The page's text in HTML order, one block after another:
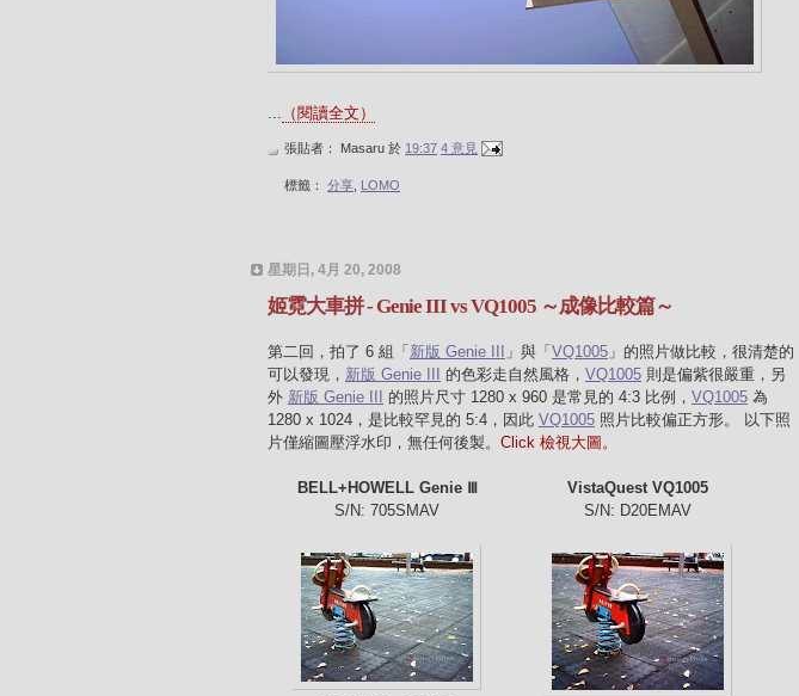
（閱讀全文）
張貼者： Masaru 於 19:37 4 意見
標籤： 分享 LOMO
星期日, 4月 20, 2008
姬霓大車拼 - Genie III vs VQ1005 ～成像比較篇～
第二回，拍了 6 組「 新版 Genie III 」與「 VQ1005 」的照片做比較，很清楚的
可以發現， 新版 Genie III 的色彩走自然風格， VQ1005 則是偏紫很嚴重，另
外 新版 Genie III 的照片尺寸 1280 x 960 是常見的 4:3 比例， VQ1005 為
1280 x 1024，是比較罕見的 5:4，因此 VQ1005 照片比較偏正方形。 以下照
片僅縮圖壓浮水印，無任何後製。 Click 檢視大圖。
BELL+HOWELL Genie Ⅲ
S/N: 705SMAV
VistaQuest VQ1005
S/N: D20EMAV